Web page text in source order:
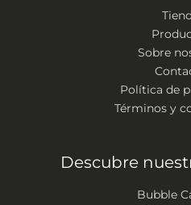
Sobre
Política de
Términos y
Descubre
Bubble